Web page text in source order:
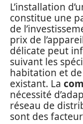
L’installation
constitue une
de
prix de
délicate peut
suivant les
habitation et
existant. La
nécessité
réseau de
sont des